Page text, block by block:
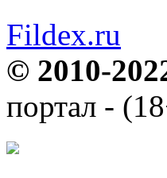
Fildex.ru
© 2010-
портал -